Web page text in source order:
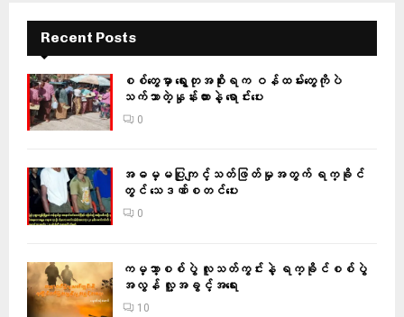
Recent Posts
စစ်တွေမှာ ရွေးတုအစိုးရက ဝန်ထမ်းတွေကိုပဲ
သက်သာတဲ့နှုန်းထားနဲ့ ရောင်းပေး
0
အဓမ္မပြုကျင့်သတ်ဖြတ်မှုအတွက် ရက္ခိုင်
တွင် သေဒဏ်စတင်ပေး
0
ကမ္ဘာ့စစ်ပွဲ လူသတ်ကွင်းနဲ့ ရက္ခိုင်စစ်ပွဲ
အလွန် လူ့အခွင့်အရေး
10